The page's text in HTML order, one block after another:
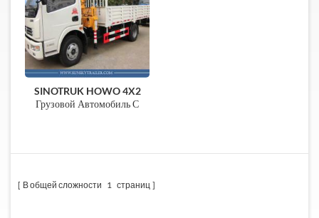
SINOTRUK HOWO 4X2
Грузовой Автомобиль С
В общей сложности 1 страниц